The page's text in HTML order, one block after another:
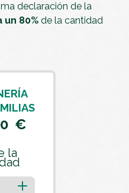
declaración de la
80% de la cantidad
€
la